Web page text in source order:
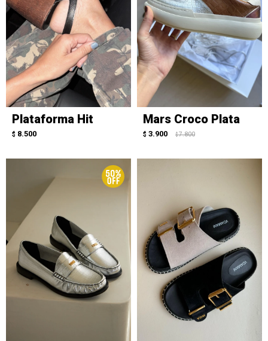
Plataforma Hit
$ 8.500
Mars Croco Plata
$ 3.900 $ 7.800